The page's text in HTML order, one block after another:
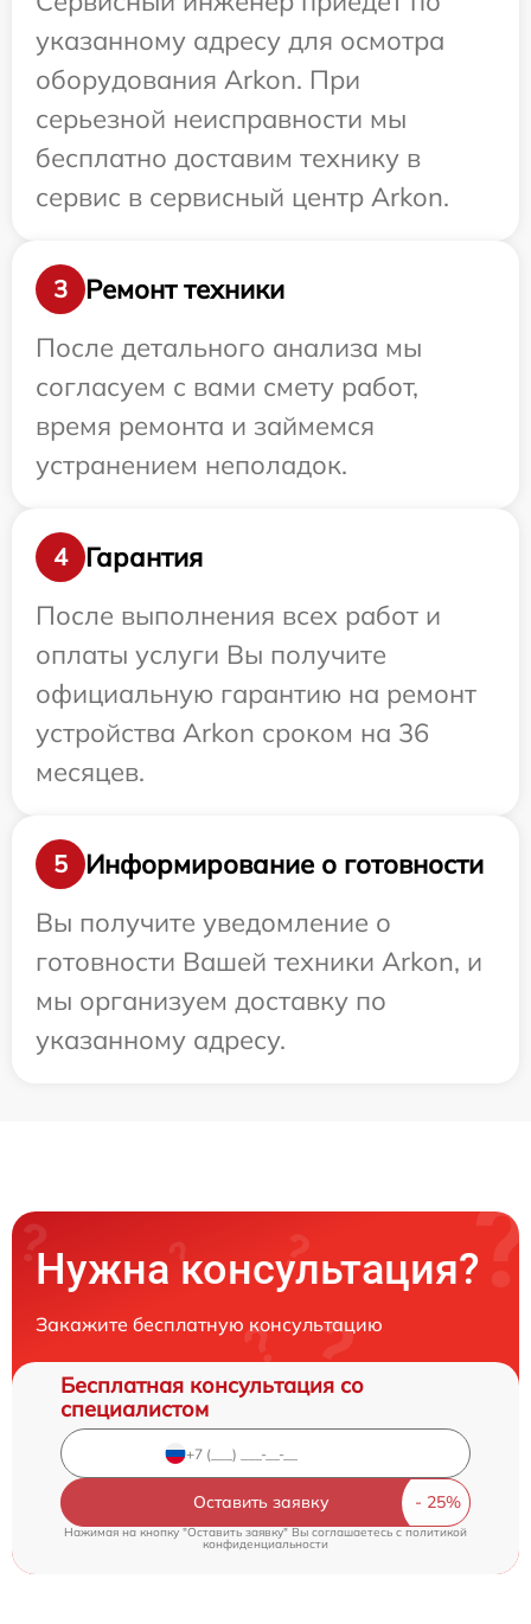
указанному адресу для осмотра
оборудования Arkon. При
серьезной неисправности мы
бесплатно доставим технику в
сервис в сервисный центр Arkon.
3
Ремонт техники
После детального анализа мы
согласуем с вами смету работ,
время ремонта и займемся
устранением неполадок.
4
Гарантия
После выполнения всех работ и
оплаты услуги Вы получите
официальную гарантию на ремонт
устройства Arkon сроком на 36
месяцев.
5
Информирование о готовности
Вы получите уведомление о
готовности Вашей техники Arkon, и
мы организуем доставку по
указанному адресу.
Нужна консультация?
Закажите бесплатную консультацию
Бесплатная консультация со
специалистом
Оставить заявку
Нажимая на кнопку "Оставить заявку" Вы соглашаетесь c политикой
конфиденциальности